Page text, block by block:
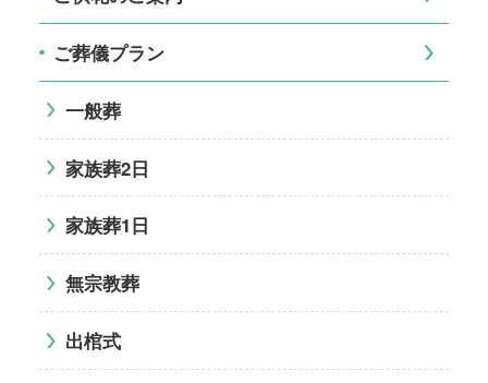
ご葬儀プラン
一般葬
家族葬2日
家族葬1日
無宗教葬
出棺式